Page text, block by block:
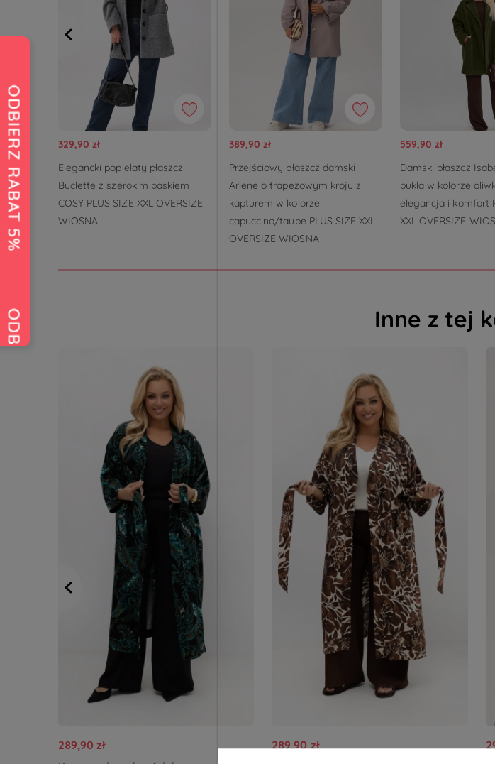
329,90 zł
Elegancki popielaty płaszcz
Buclette z szerokim paskiem
COSY PLUS SIZE XXL OVERSIZE
WIOSNA
389,90 zł
Przejściowy płaszcz damski
Arlene o trapezowym kroju z
kapturem w kolorze
capuccino/taupe PLUS SIZE XXL
OVERSIZE WIOSNA
559,90 zł
Damski płaszcz
bukla w kolorze
elegancja i komfort
XXL OVERSIZE
Inne z tej
289,90 zł
289,90 zł